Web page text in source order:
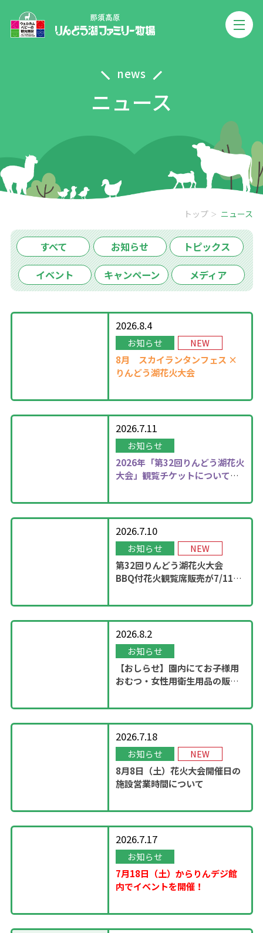
news
ニュース
トップ ニュース
すべて お知らせ トピックス
イベント キャンペーン メディア
2026.8.4
お知らせ NEW
8月 スカイランタンフェス ×
りんどう湖花火大会
2026.7.11
お知らせ
2026年 「第32回りんどう湖花火
大会」観覧チケットについて更
2026.7.10
お知らせ NEW
第32回りんどう湖花火大会
BBQ付花火観覧席販売が7/11
2026.8.2
お知らせ
【おしらせ】園内にてお子様用
おむつ・女性用衛生用品の販売
2026.7.18
お知らせ NEW
8月8日（土）花火大会開催日の
施設営業時間について
2026.7.17
お知らせ
7月18日（土）からりんデジ館
内でイベントを開催！